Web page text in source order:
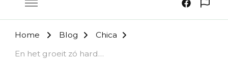
Home Blog
Chica
En het groeit zó hard…